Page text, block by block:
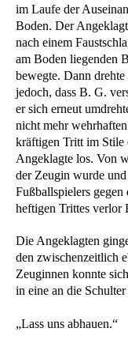
im Laufe der
Boden. Der
nach einem
am Boden liegenden
bewegte. Dann
jedoch, dass B. G.
er sich erneut
nicht mehr
kräftigen Tritt im Stile
Angeklagte los. Von
der Zeugin wurde
Fußballspielers
heftigen Trittes verlor
Die Angeklagten
den zwischenzeitlich
Zeuginnen konnte
in eine an die
„Lass uns abhauen.“